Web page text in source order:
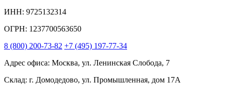
ИНН: 9725132314
ОГРН: 1237700563650
8 (800) 200-73-82 +7 (495) 197-77-34
Адрес офиса: Москва, ул. Ленинская Слобода, 7
Склад: г. Домодедово, ул. Промышленная, дом 17А